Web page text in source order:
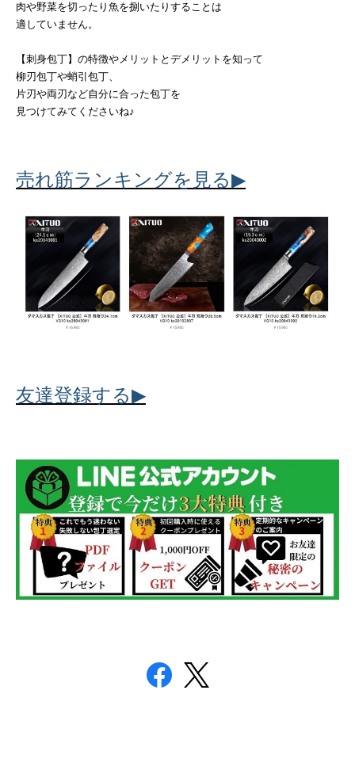
肉や野菜を切ったり魚を捌いたりすることは
適していません。
【刺身包丁】の特徴やメリットとデメリットを知って
柳刃包丁や蛸引包丁、
片刃や両刃など自分に合った包丁を
見つけてみてくださいね♪
売れ筋ランキングを見る▶
友達登録する▶